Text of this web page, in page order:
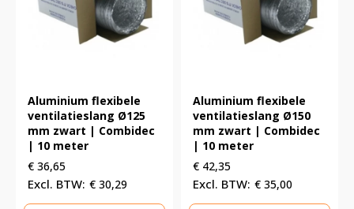
Aluminium flexibele
ventilatieslang Ø125
mm zwart | Combidec
| 10 meter
€ 36,65
€ 30,29
Aluminium flexibele
ventilatieslang Ø150
mm zwart | Combidec
| 10 meter
€ 42,35
€ 35,00